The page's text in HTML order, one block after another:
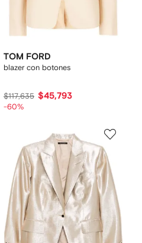
TOM FORD
blazer con botones
$117,635 $45,793
-60%